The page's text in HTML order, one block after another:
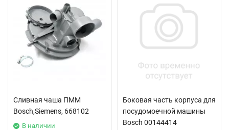
Сливная чаша ПММ
Bosch,Siemens, 668102
В наличии
Боковая часть корпуса для
посудомоечной машины
Bosch 00144414